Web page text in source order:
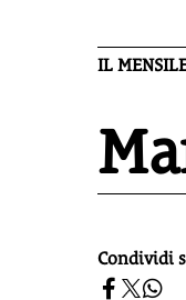
IL
Condividi